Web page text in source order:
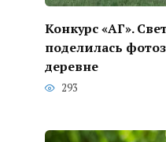
Конкурс «АГ».
поделилась
деревне
293